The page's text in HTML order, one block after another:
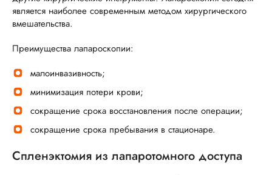
является наиболее современным методом хирургического
вмешательства.
Преимущества лапароскопии:
малоинвазивность;
минимизация потери крови;
сокращение срока восстановления после операции;
сокращение срока пребывания в стационаре.
Спленэктомия из лапаротомного доступа